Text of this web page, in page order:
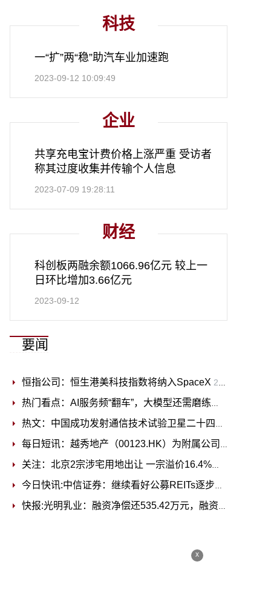
科技
一“扩”两“稳”助汽车业加速跑
2023-09-12 10:09:49
企业
共享充电宝计费价格上涨严重 受访者
称其过度收集并传输个人信息
2023-07-09 19:28:11
财经
科创板两融余额1066.96亿元 较上一
日环比增加3.66亿元
2023-09-12
要闻
恒指公司：恒生港美科技指数将纳入SpaceX 2026-05-27
热门看点：AI服务频“翻车”，大模型还需磨练技能
热文：中国成功发射通信技术试验卫星二十四号
每日短讯：越秀地产（00123.HK）为附属公司30.00亿港元融资提供担保
关注：北京2宗涉宅用地出让 一宗溢价16.4%成交
今日快讯:中信证券：继续看好公募REITs逐步成长并成为“固收+”策略的适配资产
快报:光明乳业：融资净偿还535.42万元，融资余额2.75亿元
x